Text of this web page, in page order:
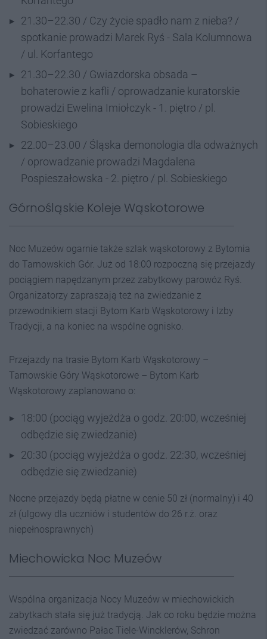
21.30–22.30 / Czy życie spadło nam z nieba? /
spotkanie prowadzi Marek Ryś - Sala Kolumnowa
/ ul. Korfantego
21.30–22.30 / Gwiazdorska obsada –
bohaterowie z kafli / oprowadzanie kuratorskie
prowadzi Ewelina Imiołczyk - 1. piętro / pl.
Sobieskiego
22.00–23.00 / Śląska demonologia dla odważnych
/ oprowadzanie prowadzi Magdalena
Pospieszałowska - 2. piętro / pl. Sobieskiego
Górnośląskie Koleje Wąskotorowe
Noc Muzeów ogarnie także szlak wąskotorowy z Bytomia
do Tarnowskich Gór. Już od 18:00 rozpoczną się przejazdy
pociągiem napędzanym przez zabytkowy parowóz Ryś.
Organizatorzy zapraszają też na zwiedzanie z
przewodnikiem stacji Bytom Karb Wąskotorowy i Izby
Tradycji, a na koniec na wspólne ognisko.
Przejazdy na trasie Bytom Karb Wąskotorowy –
Tarnowskie Góry Wąskotorowe – Bytom Karb
Wąskotorowy zaplanowano o:
18:00 (pociąg wyjeżdża o godz. 20:00, wcześniej
odbędzie się zwiedzanie)
20:30 (pociąg wyjeżdża o godz. 22:30, wcześniej
odbędzie się zwiedzanie)
Nocne przejazdy będą płatne w cenie 50 zł (normalny) i 40
zł (ulgowy dla uczniów i studentów do 26 r.ż. oraz
niepełnosprawnych)
Miechowicka Noc Muzeów
Wspólna organizacja Nocy Muzeów w miechowickich
zabytkach stała się już tradycją. Jak co roku będzie można
zwiedzać zarówno Pałac Tiele-Wincklerów, Schron